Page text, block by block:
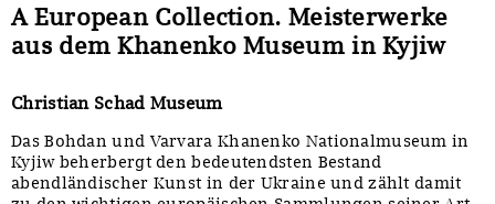
A European Collection. Meisterwerke
aus dem Khanenko Museum in Kyjiw
Christian Schad Museum
Das Bohdan und Varvara Khanenko Nationalmuseum in
Kyjiw beherbergt den bedeutendsten Bestand
abendländischer Kunst in der Ukraine und zählt damit